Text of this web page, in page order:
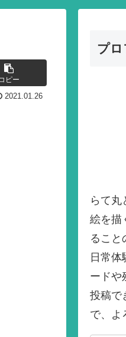
ピー
2021.01.26
プ
らて丸
絵を描
ること
日常
ードや
投稿で
で、よ